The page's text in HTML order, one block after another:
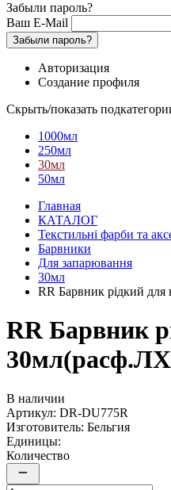
Забыли пароль?
Ваш E-Mail
Забыли пароль?
Авторизация
Создание профиля
Скрыть/показать
1000мл
250мл
30мл
50мл
Главная
КАТАЛОГ
Текстильні фарби та
Барвники
Для запарювання
30мл
RR Барвник рідкий
RR Барвник
В наличии
Артикул: DR-DU775R
Изготовитель: Бельгия
Единицы:
Количество